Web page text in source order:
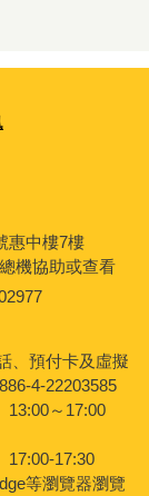
惠中樓7樓
機協助或查看
、預付卡及虛擬
4-22203585
13:00～17:00
17:00-17:30
等瀏覽器瀏覽